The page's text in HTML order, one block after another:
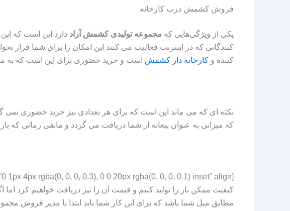
فروش کشمش درب کارخانه
یکی از ویژگی‌هایی که مجموعه تولیدی کشمش آراد دارد این است که
کنندگانی که در اینترنت فعالیت می کنند این امکان را برای شما
کننده و کارخانه دار کشمش است و خرید حضوری برای این است که به
نکته ای که می ماند این است که برای هر تعدادی نیز خرید حضوری نمی
که میزانی به عنوان بیعانه از شما دریافت می گردد و مابقی زمانی که
کیفیت ممکن بار را تولید کنیم و قیمت آن را نیز دریافت خواهیم کرد اما
مطابق میل شما باشد که برای این کار شما باید ابتدا با مدیر فروش